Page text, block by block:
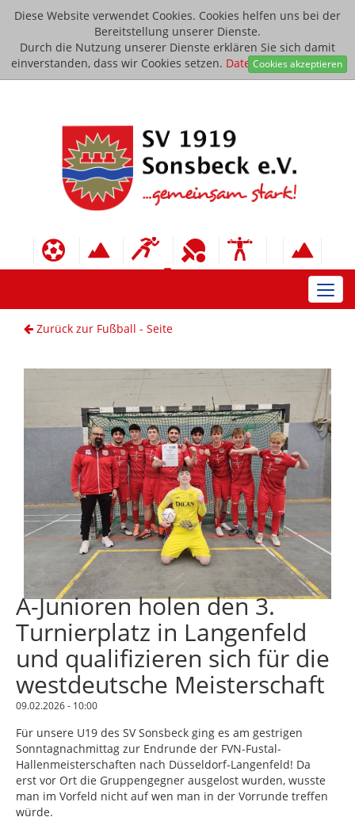
Diese Website verwendet Cookies. Cookies helfen uns bei der
Bereitstellung unserer Dienste.
Durch die Nutzung unserer Dienste erklären Sie sich damit
einverstanden, dass wir Cookies setzen. Datenschutzerklärung
Cookies akzeptieren
Zurück zur Fußball - Seite
A-Junioren holen den 3.
Turnierplatz in Langenfeld
und qualifizieren sich für die
westdeutsche Meisterschaft
09.02.2026 - 10:00
Für unsere U19 des SV Sonsbeck ging es am gestrigen
Sonntagnachmittag zur Endrunde der FVN-Fustal-
Hallenmeisterschaften nach Düsseldorf-Langenfeld! Da
erst vor Ort die Gruppengegner ausgelost wurden, wusste
man im Vorfeld nicht auf wen man in der Vorrunde treffen
würde.